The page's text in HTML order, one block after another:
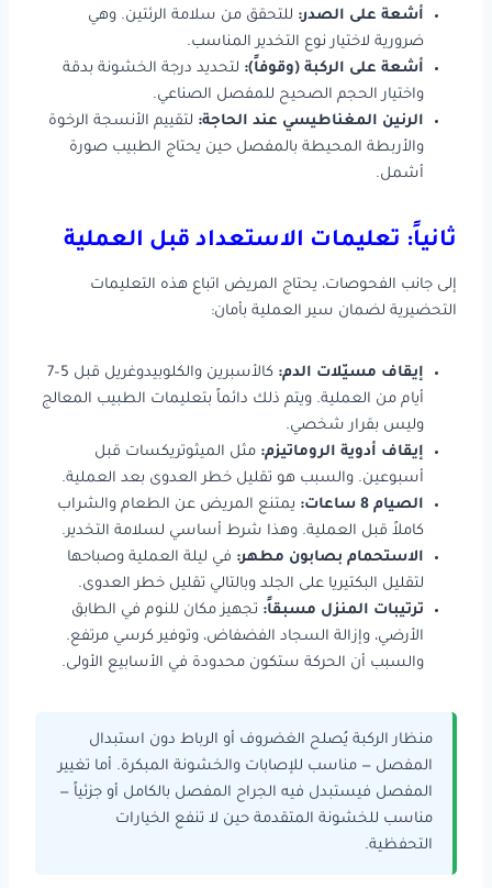
أشعة على الصدر: للتحقق من سلامة الرئتين. وهي
ضرورية لاختيار نوع التخدير المناسب.
أشعة على الركبة (وقوفاً): لتحديد درجة الخشونة بدقة
واختيار الحجم الصحيح للمفصل الصناعي.
الرنين المغناطيسي عند الحاجة: لتقييم الأنسجة الرخوة
والأربطة المحيطة بالمفصل حين يحتاج الطبيب صورة
أشمل.
ثانياً: تعليمات الاستعداد قبل العملية
إلى جانب الفحوصات، يحتاج المريض اتباع هذه التعليمات
التحضيرية لضمان سير العملية بأمان:
إيقاف مسيّلات الدم:
كالأسبرين والكلوبيدوغريل قبل 5–7
أيام من العملية. ويتم ذلك دائماً بتعليمات الطبيب المعالج
وليس بقرار شخصي.
إيقاف أدوية الروماتيزم: مثل الميثوتريكسات قبل
أسبوعين. والسبب هو تقليل خطر العدوى بعد العملية.
الصيام 8 ساعات:
يمتنع المريض عن الطعام والشراب
كاملاً قبل العملية. وهذا شرط أساسي لسلامة التخدير.
الاستحمام بصابون مطهر: في ليلة العملية وصباحها
لتقليل البكتيريا على الجلد وبالتالي تقليل خطر العدوى.
ترتيبات المنزل مسبقاً: تجهيز مكان للنوم في الطابق
الأرضي، وإزالة السجاد الفضفاض، وتوفير كرسي مرتفع.
والسبب أن الحركة ستكون محدودة في الأسابيع الأولى.
منظار الركبة يُصلح الغضروف أو الرباط دون استبدال
المفصل — مناسب للإصابات والخشونة المبكرة. أما تغيير
المفصل فيستبدل فيه الجراح المفصل بالكامل أو جزئياً —
مناسب للخشونة المتقدمة حين لا تنفع الخيارات
التحفظية.